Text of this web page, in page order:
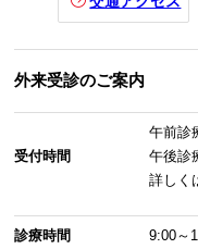
外来受診のご案内
受付時間
午前診
午後診
詳しく
診療時間 9:00～